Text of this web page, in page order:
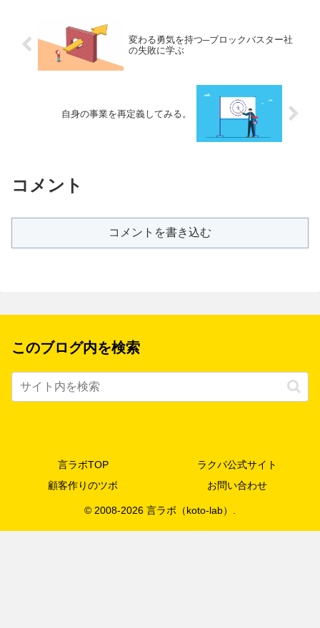
変わる勇気を持つ─ブロックバスター社
の失敗に学ぶ
自身の事業を再定義してみる。
コメント
コメントを書き込む
このブログ内を検索
言ラボTOP
ラクパ公式サイト
顧客作りのツボ
お問い合わせ
© 2008-2026 言ラボ（koto-lab）.